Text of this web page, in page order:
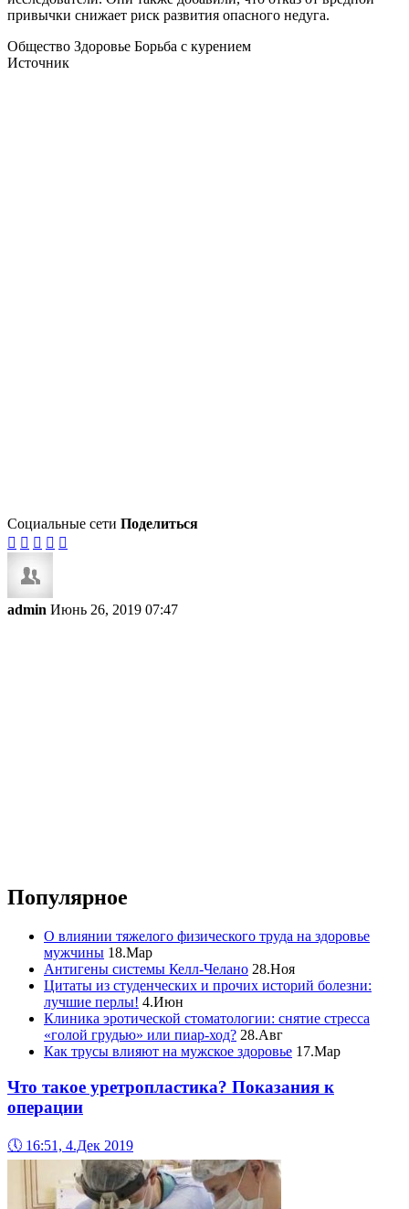
привычки снижает риск развития опасного недуга.
Общество Здоровье Борьба с курением
Источник
Социальные сети Поделиться
    
admin Июнь 26, 2019 07:47
Популярное
О влиянии тяжелого физического труда на здоровье
мужчины 18.Мар
Антигены системы Келл-Челано 28.Ноя
Цитаты из студенческих и прочих историй болезни:
лучшие перлы! 4.Июн
Клиника эротической стоматологии: снятие стресса
«голой грудью» или пиар-ход? 28.Авг
Как трусы влияют на мужское здоровье 17.Мар
Что такое уретропластика? Показания к
операции
🕔 16:51, 4.Дек 2019